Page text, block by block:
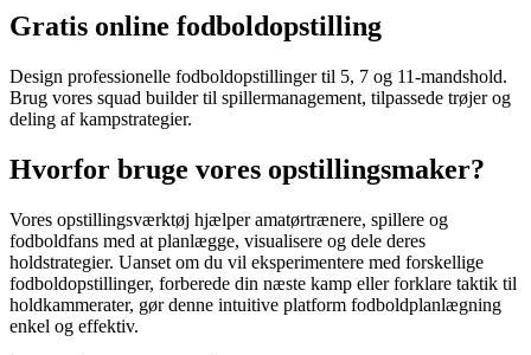
Gratis online fodboldopstilling
Design professionelle fodboldopstillingertil 5, 7 og 11-mandshold.
Brug vores squad builder til spillermanagement, tilpassede trøjer og
deling af kampstrategier.
Hvorfor bruge vores opstillingsmaker?
Vores opstillingsværktøj hjælper amatørtrænere, spillere og
fodboldfans med at planlægge, visualisere og dele deres
holdstrategier. Uanset om du vil eksperimentere med forskellige
fodboldopstillinger, forberede din næste kamp eller forklare taktik til
holdkammerater, gør denne intuitive platform fodboldplanlægning
enkel og effektiv.